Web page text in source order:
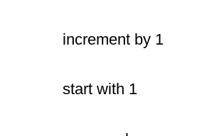
by 1
with 1